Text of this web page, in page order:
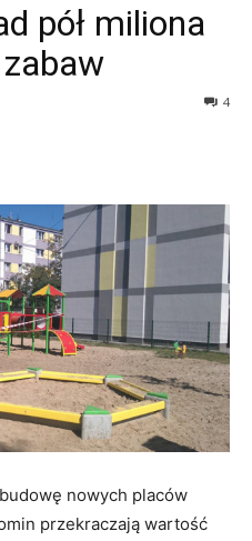
pół miliona
4
nowych placów
przekraczają wartość